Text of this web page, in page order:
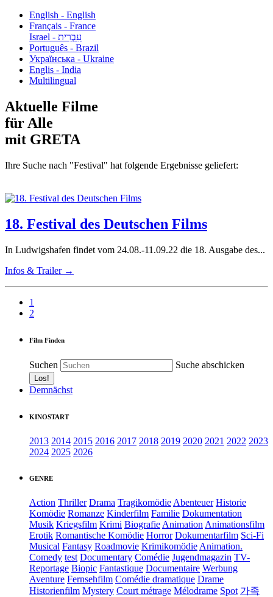
English - English
Français - France
עִבְרִית - Israel
Português - Brazil
Українська - Ukraine
Englis - India
Multilingual
Aktuelle Filme
für Alle
mit GRETA
Ihre Suche nach "Festival" hat folgende Ergebnisse geliefert:
18. Festival des Deutschen Films
In Ludwigshafen findet vom 24.08.-11.09.22 die 18. Ausgabe des...
Infos & Trailer →
1
2
Film Finden
Suchen Suche abschicken
Demnächst
KINOSTART
2013 2014 2015 2016 2017 2018 2019 2020 2021 2022 2023
2024 2025 2026
GENRE
Action Thriller Drama TragikomödieAbenteuer Historie
Komödie Romanze Kinderfilm Familie Dokumentation
Musik Kriegsfilm Krimi BiografieAnimationAnimationsfilm
Erotik Romantische Komödie Horror Dokumentarfilm Sci-Fi
Musical Fantasy Roadmovie KrimikomödieAnimation.
Comedy test Documentary Comédie Jugendmagazin TV-
Reportage Biopic Fantastique Documentaire Werbung
Aventure Fernsehfilm Comédie dramatique Drame
Historienfilm Mystery Court métrage Mélodrame Spot 가족